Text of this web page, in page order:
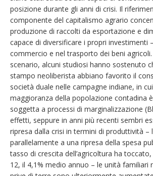
posizione durante gli anni di crisi. Il
componente del capitalismo agrario
produzione di raccolti da esportazione e
capace di diversificare i propri investimenti
commercio e nel trasporto dei beni
scenario, alcuni studiosi hanno sostenuto
stampo neoliberista abbiano favorito il
società duale nelle campagne indiane, in
maggioranza della popolazione contadina
soggetta a processi di marginalizzazione
effetti, seppure in anni più recenti sembri
ripresa dalla crisi in termini di produttività –
parallelamente a una ripresa della spesa
tasso di crescita dell’agricoltura ha
12, il 4,1% medio annuo – le unità familiari